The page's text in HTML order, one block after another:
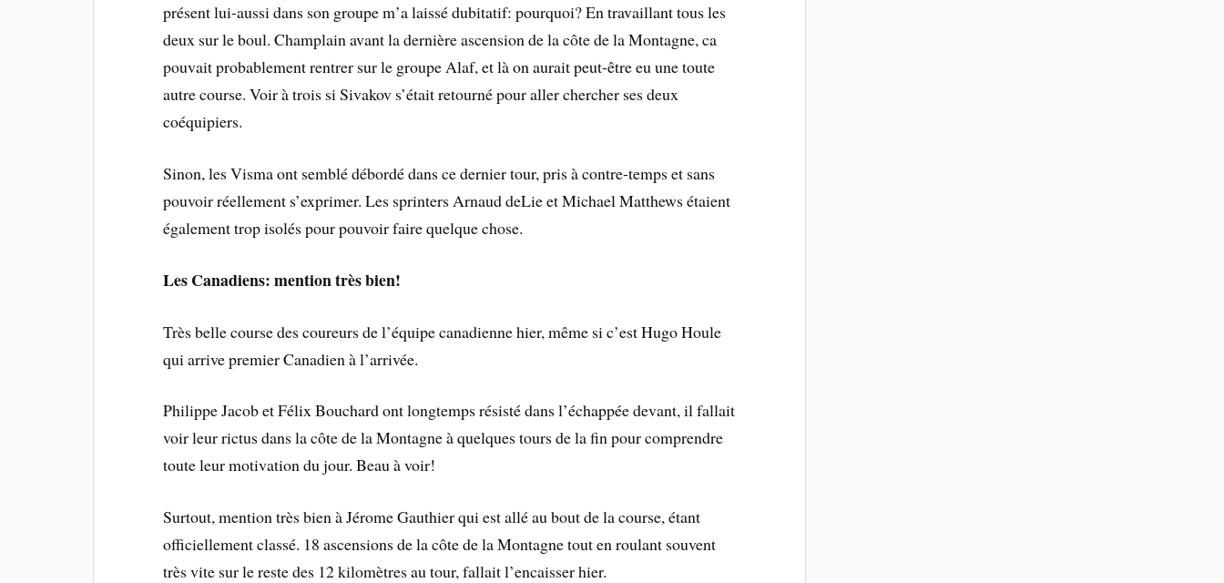
présent lui-aussi dans son groupe m’a laissé dubitatif: pourquoi? En travaillant tous les
deux sur le boul. Champlain avant la dernière ascension de la côte de la Montagne, ca
pouvait probablement rentrer sur le groupe Alaf, et là on aurait peut-être eu une toute
autre course. Voir à trois si Sivakov s’était retourné pour aller chercher ses deux
coéquipiers.
Sinon, les Visma ont semblé débordé dans ce dernier tour, pris à contre-temps et sans
pouvoir réellement s’exprimer. Les sprinters Arnaud deLie et Michael Matthews étaient
également trop isolés pour pouvoir faire quelque chose.
Les Canadiens: mention très bien!
Très belle course des coureurs de l’équipe canadienne hier, même si c’est Hugo Houle
qui arrive premier Canadien à l’arrivée.
Philippe Jacob et Félix Bouchard ont longtemps résisté dans l’échappée devant, il fallait
voir leur rictus dans la côte de la Montagne à quelques tours de la fin pour comprendre
toute leur motivation du jour. Beau à voir!
Surtout, mention très bien à Jérome Gauthier qui est allé au bout de la course, étant
officiellement classé. 18 ascensions de la côte de la Montagne tout en roulant souvent
très vite sur le reste des 12 kilomètres au tour, fallait l’encaisser hier.